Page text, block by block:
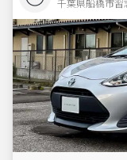
千葉県船橋市習